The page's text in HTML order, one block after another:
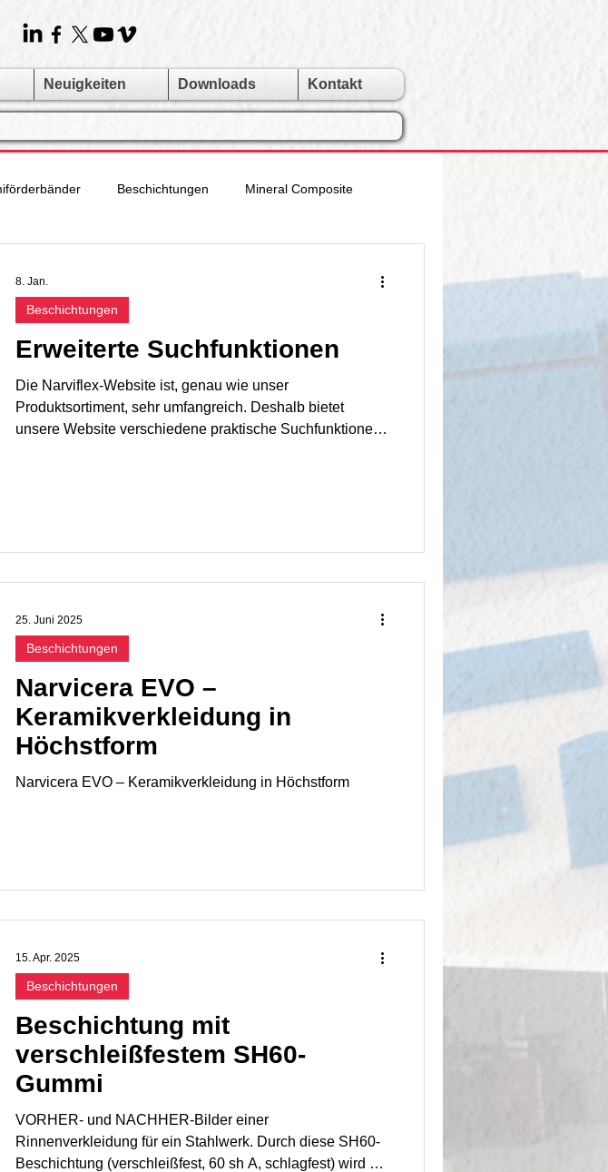
Neuigkeiten Downloads Kontakt
Beschichtungen Mineral Composite
Erweiterte Suchfunktionen
Die Narviflex-Website ist, genau wie unser
Produktsortiment, sehr umfangreich. Deshalb bietet
unsere Website verschiedene praktische Suchfunktionen,
Beschichtungen
8. Jan.
Narvicera EVO –
Keramikverkleidung in
Höchstform
Narvicera EVO – Keramikverkleidung in Höchstform
Beschichtungen
25. Juni 2025
Beschichtung mit
verschleißfestem SH60-
Gummi
VORHER- und NACHHER-Bilder einer
Rinnenverkleidung für ein Stahlwerk. Durch diese SH60-
Beschichtung (verschleißfest, 60 sh A, schlagfest) wird der
Beschichtungen
15. Apr. 2025